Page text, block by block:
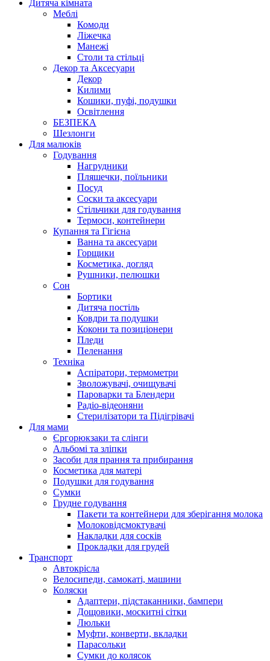
Дитяча кімната
Меблі
Комоди
Ліжечка
Манежі
Столи та стільці
Декор та Аксесуари
Декор
Килими
Кошики, пуфі, подушки
Освітлення
БЕЗПЕКА
Шезлонги
Для малюків
Годування
Нагрудники
Пляшечки, поїльники
Посуд
Соски та аксесуари
Стільчики для годування
Термоси, контейнери
Купання та Гігієна
Ванна та аксесуари
Горщики
Косметика, догляд
Рушники, пелюшки
Сон
Бортики
Дитяча постіль
Ковдри та подушки
Кокони та позиціонери
Пледи
Пеленання
Техніка
Аспіратори, термометри
Зволожувачі, очищувачі
Пароварки та Блендери
Радіо-відеоняни
Стерилізатори та Підігрівачі
Для мами
Єргорюкзаки та слінги
Альбомі та зліпки
Засоби для прання та прибирання
Косметика для матері
Подушки для годування
Сумки
Грудне годування
Пакети та контейнери для зберігання молока
Молоковідсмоктувачі
Накладки для сосків
Прокладки для грудей
Транспорт
Автокрісла
Велосипеди, самокаті, машини
Коляски
Адаптери, підстаканники, бампери
Дощовики, москитні сітки
Люльки
Муфти, конверти, вкладки
Парасольки
Сумки до колясок